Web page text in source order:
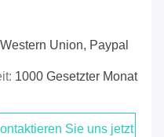
Union, Paypal
1000 Gesetzter Monat
Sie uns jetzt